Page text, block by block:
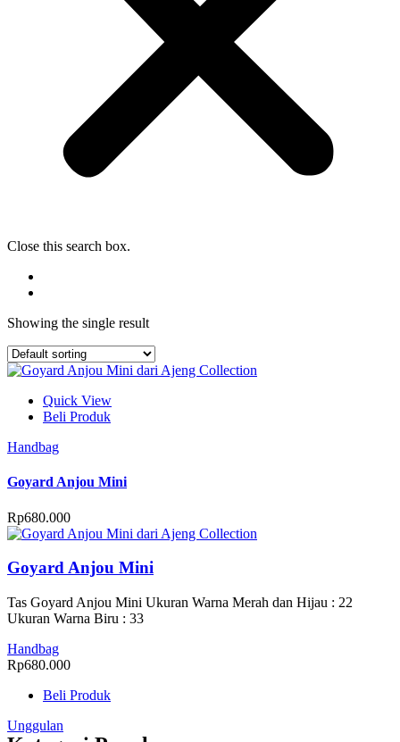
Close this search box.
Showing the single result
Quick View
Beli Produk
Handbag
Goyard Anjou Mini
Rp680.000
Goyard Anjou Mini
Tas Goyard Anjou Mini Ukuran Warna Merah dan Hijau : 22
Ukuran Warna Biru : 33
Handbag
Rp680.000
Beli Produk
Unggulan